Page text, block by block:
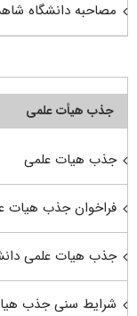
مصاحبه دانشگاه
جذب هیأت علمی
جذب هیات علمی
فراخوان جذب هیات
جذب هیات علمی
شرایط سنی جذب